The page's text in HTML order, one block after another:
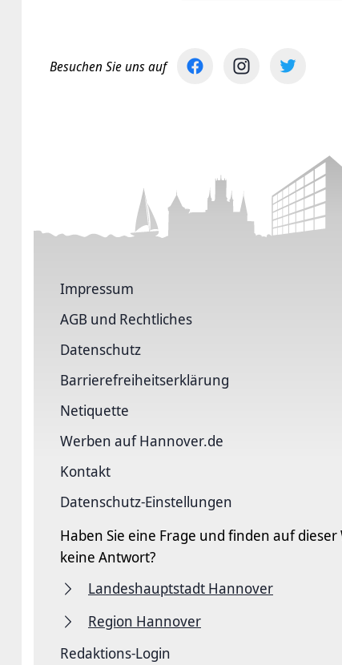
Besuchen Sie uns auf
Impressum
AGB und Rechtliches
Datenschutz
Barriere­freiheits­erklärung
Netiquette
Werben auf Hannover.de
Kontakt
Datenschutz-Einstellungen
Haben Sie eine Frage und finden auf dieser
keine Antwort?
Landeshauptstadt Hannover
Region Hannover
Redaktions-Login